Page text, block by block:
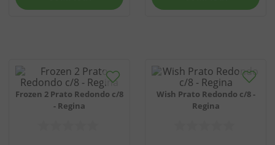
Frozen 2 Prato Redondo c/8
- Regina
Wish Prato Redondo c/8 -
Regina